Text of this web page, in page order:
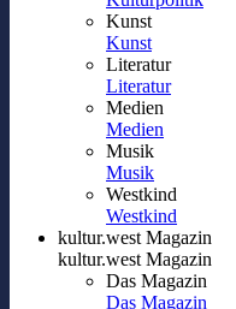
Kunst
Kunst
Literatur
Literatur
Medien
Medien
Musik
Musik
Westkind
Westkind
kultur.west Magazin
kultur.west Magazin
Das Magazin
Das Magazin